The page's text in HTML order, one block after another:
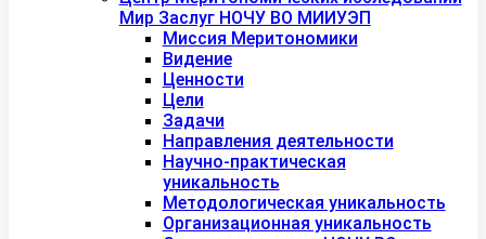
Мир Заслуг НОЧУ ВО МИИУЭП
Миссия Меритономики
Видение
Ценности
Цели
Задачи
Направления деятельности
Научно-практическая
уникальность
Методологическая уникальность
Организационная уникальность